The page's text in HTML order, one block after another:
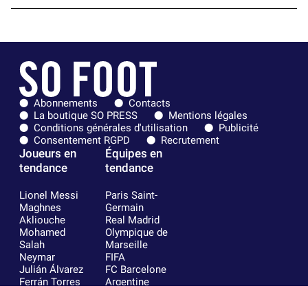
Abonnements
Contacts
La boutique SO PRESS
Mentions légales
Conditions générales d'utilisation
Publicité
Consentement RGPD
Recrutement
Joueurs en
tendance
Lionel Messi
Maghnes
Akliouche
Mohamed
Salah
Neymar
Julián Álvarez
Ferrán Torres
Équipes en
tendance
Paris Saint-
Germain
Real Madrid
Olympique de
Marseille
FIFA
FC Barcelone
Argentine